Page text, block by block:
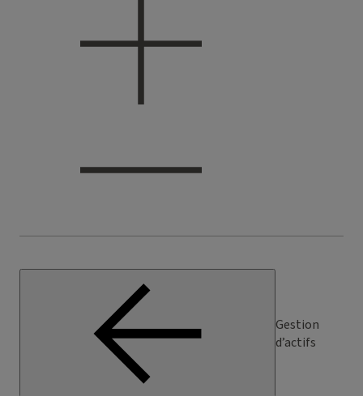
Gestion
d’actifs